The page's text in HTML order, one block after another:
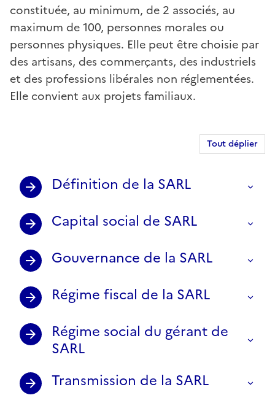
constituée, au minimum, de 2 associés, au
maximum de 100, personnes morales ou
personnes physiques. Elle peut être choisie par
des artisans, des commerçants, des industriels
et des professions libérales non réglementées.
Elle convient aux projets familiaux.
Tout déplier
Définition de la SARL
Capital social de SARL
Gouvernance de la SARL
Régime fiscal de la SARL
Régime social du gérant de
SARL
Transmission de la SARL